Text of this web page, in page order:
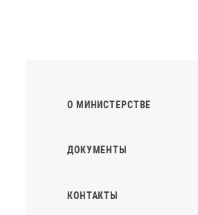
О МИНИСТЕРСТВЕ
ДОКУМЕНТЫ
КОНТАКТЫ